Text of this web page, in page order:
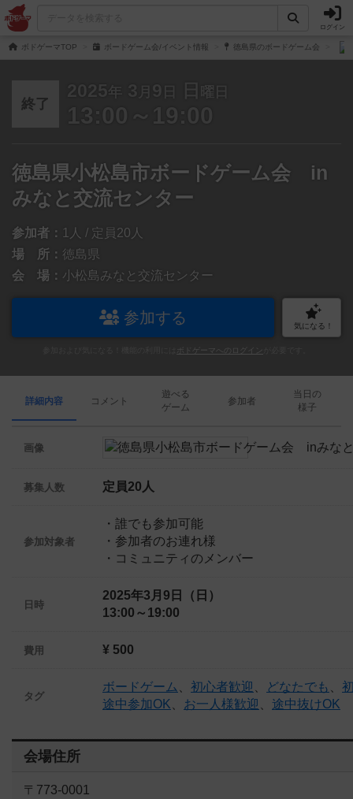
ログイン
ボドゲーマTOP ボードゲーム会/イベント情報 徳島県のボードゲーム会
終了
2025 年 3 月 9 日 日 曜日
13:00～19:00
徳島県小松島市ボードゲーム会 in
みなと交流センター
参加者： 1人 / 定員20人
場 所： 徳島県
会 場： 小松島みなと交流センター
参加する 気になる！
ボドゲーマへのログイン
詳細内容 コメント
遊べる
ゲーム
参加者
当日の
様子
画像
募集人数 定員20人
参加対象者
・誰でも参加可能
・参加者のお連れ様
・コミュニティのメンバー
日時
2025年3月9日（日）
13:00～19:00
費用 ¥ 500
タグ
ボードゲーム 初心者歓迎 どなたでも
途中参加OK
お一人様歓迎 途中抜けOK
会場住所
〒773-0001